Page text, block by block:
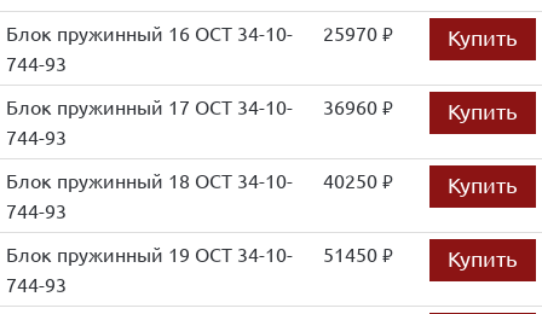
Блок пружинный 16 ОСТ 34-10-
744-93
25970 руб. Купить
Блок пружинный 17 ОСТ 34-10-
744-93
36960 руб. Купить
Блок пружинный 18 ОСТ 34-10-
744-93
40250 руб. Купить
Блок пружинный 19 ОСТ 34-10-
744-93
51450 руб. Купить